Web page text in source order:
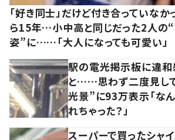
「好き同士」だけど付き合っていなか
ら15年…小中高と同じだった2人の
姿”に……「大人になっても可愛い」
駅の電光掲示板に違和
と……思わず二度見し
光景”に93万表示「なん
れちゃった？」
スーパーで買ったシャ